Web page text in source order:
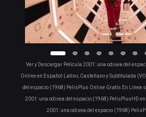
Ver y Descargar Pelicula 2001: una odisea del
Online en Español Latino, Castellano y Subtitulada
del espacio (1968) PelisPlus Online Gratis En Linea
2001: una odisea del espacio (1968) PelisPlusHD
2001: una odisea del espacio (1968)